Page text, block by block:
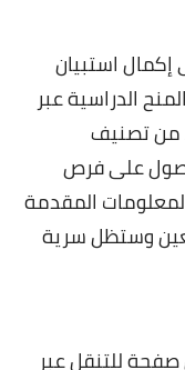
إكمال استبيان
الدراسية عبر
من تصنيف
على فرص
المقدمة
وستظل سرية
للتنقل عبر